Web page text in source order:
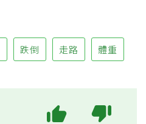
跌倒 走路 體重